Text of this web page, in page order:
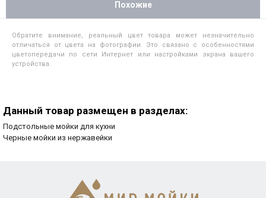
Похожие
Обратите внимание, реальный цвет товара может незначительно
отличаться от цвета на фотографии. Это связано с особенностями
цветопередачи по сети Интернет или настройками экрана вашего
устройства.
Данный товар размещен в разделах:
Подстольные мойки для кухни
Черные мойки из нержавейки